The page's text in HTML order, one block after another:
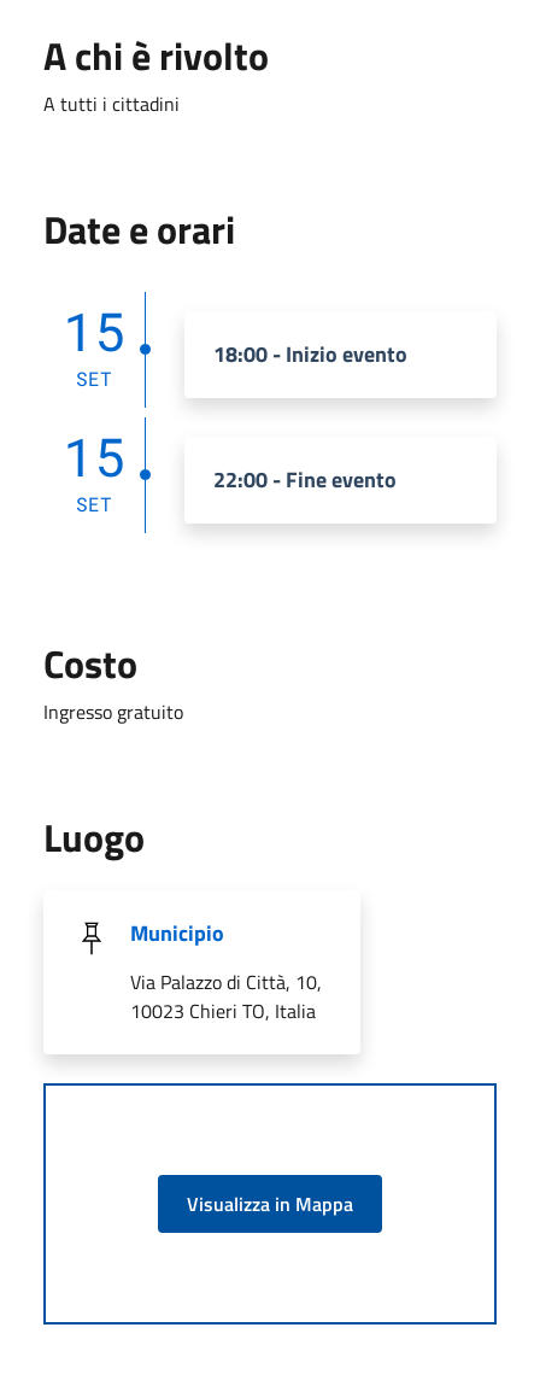
A chi è rivolto
A tutti i cittadini
Date e orari
15
SET
18:00 - Inizio evento
15
SET
22:00 - Fine evento
Costo
Ingresso gratuito
Luogo
Municipio
Via Palazzo di Città, 10,
10023 Chieri TO, Italia
Visualizza in Mappa